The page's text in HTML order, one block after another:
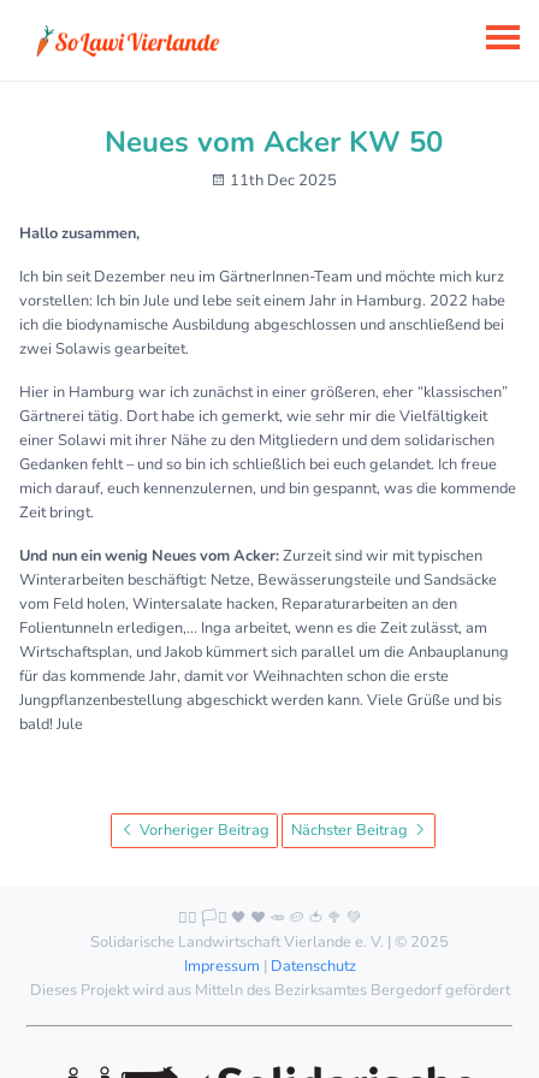
Neues vom Acker KW 50
11th Dec 2025
Hallo zusammen,
Ich bin seit Dezember neu im GärtnerInnen-Team und möchte mich kurz
vorstellen: Ich bin Jule und lebe seit einem Jahr in Hamburg. 2022 habe
ich die biodynamische Ausbildung abgeschlossen und anschließend bei
zwei Solawis gearbeitet.
Hier in Hamburg war ich zunächst in einer größeren, eher “klassischen”
Gärtnerei tätig. Dort habe ich gemerkt, wie sehr mir die Vielfältigkeit
einer Solawi mit ihrer Nähe zu den Mitgliedern und dem solidarischen
Gedanken fehlt – und so bin ich schließlich bei euch gelandet. Ich freue
mich darauf, euch kennenzulernen, und bin gespannt, was die kommende
Zeit bringt.
Und nun ein wenig Neues vom Acker:Zurzeit sind wir mit typischen
Winterarbeiten beschäftigt: Netze, Bewässerungsteile und Sandsäcke
vom Feld holen, Wintersalate hacken, Reparaturarbeiten an den
Folientunneln erledigen,... Inga arbeitet, wenn es die Zeit zulässt, am
Wirtschaftsplan, und Jakob kümmert sich parallel um die Anbauplanung
für das kommende Jahr, damit vor Weihnachten schon die erste
Jungpflanzenbestellung abgeschickt werden kann. Viele Grüße und bis
bald! Jule
Vorheriger Beitrag Nächster Beitrag
🏳️‍🌈 🏳️‍⚧️ 🖤 ❤️ 🥕 🥔 🍅 🥦 💚
Solidarische Landwirtschaft Vierlande e. V. | © 2025
Impressum | Datenschutz
Dieses Projekt wird aus Mitteln des Bezirksamtes Bergedorf gefördert